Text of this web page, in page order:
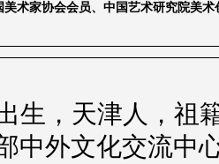
美术家协会会员、中国艺术研究院美
生，天津人，祖
中外文化交流中